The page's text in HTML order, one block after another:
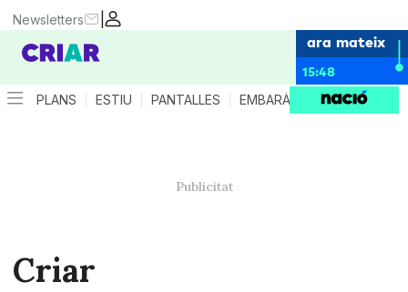
|
Newsletters
ara mateix
15:48
PLANS ESTIU PANTALLES EMBARÀS CRIANÇA
Criar